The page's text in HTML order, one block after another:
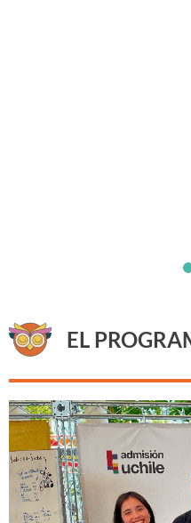
Intercambio y colaboración
EL